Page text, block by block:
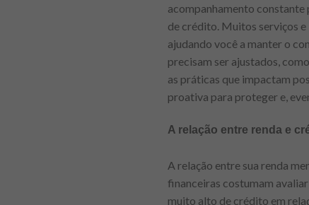
acompanhamento
de crédito. Muitos serviços
ajudando você a manter o
precisam ser ajustados,
as práticas que impactam
proativa para proteger e,
A relação entre renda e
A relação entre sua renda
financeiras costumam
muito alto de crédito em